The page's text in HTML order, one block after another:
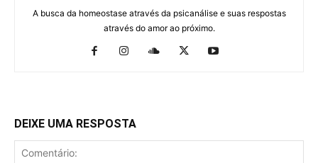
A busca da homeostase através da psicanálise e suas respostas
através do amor ao próximo.
DEIXE UMA RESPOSTA